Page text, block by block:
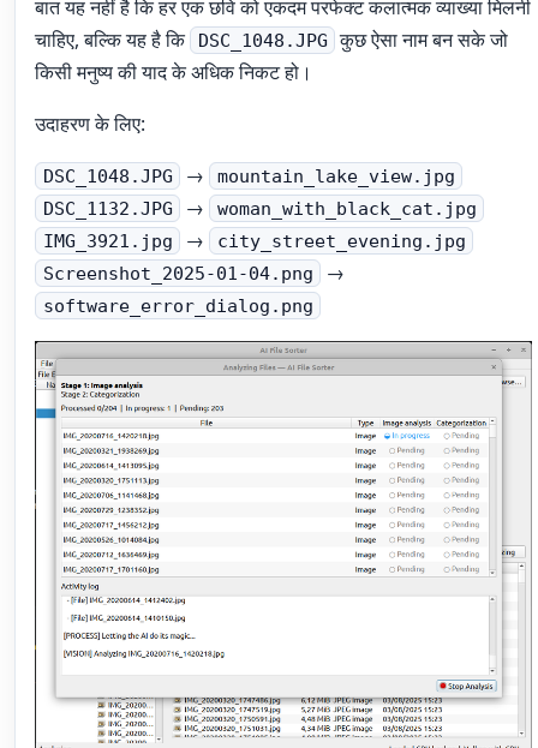
बात यह नहीं है कि हर एक छवि को एकदम परफेक्ट कलात्मक व्याख्या मिलनी
चाहिए, बल्कि यह है कि
DSC_1048.JPG कुछ ऐसा नाम बन सके जो
किसी मनुष्य की याद के अधिक निकट हो।
उदाहरण के लिए:
DSC_1048.JPG →
mountain_lake_view.jpg
DSC_1132.JPG
→
woman_with_black_cat.jpg
IMG_3921.jpg
→
city_street_evening.jpg
Screenshot_2025-01-04.png
→
software_error_dialog.png